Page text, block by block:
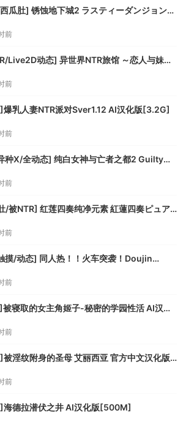
，适合所有玩家！
:
7
9800GTX+ (1GB)
瓜肚] 锈蚀地下城2 ラスティーダンジョン2
前
Live2D动态] 异世界NTR旅馆 ～恋人与妹妹
前
乳人妻NTR派对Sver1.12 AI汉化版[3.2G]
前
种X/全动态] 纯白女神与亡者之都2 Guilty
前
/被NTR] 红莲四奏纯净元素 紅蓮四奏ピュア
前
摸/动态] 同人热！！火车突袭！Doujin
前
寝取的女主角姬子-秘密的学园性活 AI汉化
前
淫纹附身的圣母 艾丽西亚 官方中文汉化版
前
海德拉潜伏之井 AI汉化版[500M]